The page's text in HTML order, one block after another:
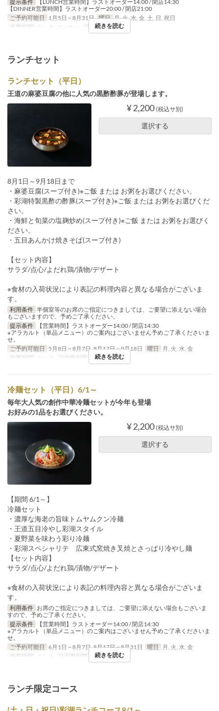
提示条件
【LUNCH営業時間】ラストオーダー14:00 / 閉店14:30
【DINNER営業時間】ラストオーダー20:00 / 閉店21:00
ご予約可能日
1月5日 ~ 8月31日 曜日 月, 火, 水, 金, 土, 日, 祝日
食事時間
ランチ, ディナー 注文数制限 2 ~
続きを読む
ランチセット
ランチセット（平日）
王道の麻婆豆腐の他に人気の黒酢酢豚が登場します。
¥ 2,200 (税込サ別)
選択する
8月1日～9月18日まで
・麻婆豆腐(スープ付き)※ご飯 または お粥をお選びください。
・彩湖特製黒酢の酢豚(スープ付き)※ご飯 または お粥をお選びくだ
さい。
・海鮮と旬菜の塩麹炒め(スープ付き)※ご飯 または お粥をお選びく
ださい。
・五目あんかけ焼きそば(スープ付き)
【セット内容】
サラダ/点心/よだれ鶏/漬物/デザート
※食材の入荷状況により表記の料理内容と異なる場合がございま
す。
利用条件 半個室等のお席のご指定につきましては、ご要望に添えない場合
もございますので、予めご了承ください。
提示条件
【営業時間】ラストオーダー14:00 / 閉店14:30
※アラカルト（単品メニュー）のご案内はございません予めご了承くださいま
せ。
ご予約可能日
5月8日 ~ 8月7日, 8月17日 ~ 9月18日 曜日
月, 火, 水, 金
食事時間
ランチ 注文数制限 1 ~
続きを読む
冷麺セット（平日）6/1～
毎年大人気の創作中華冷麺セットが今年も登場
お好みの1品をお選びください。
¥ 2,200 (税込サ別)
選択する
【期間 6/1～】
冷麺セット
・濃厚な海老の旨味トムヤムクン冷麺
・王道五目冷やし彩湖スタイル
・夏野菜を味わう彩り冷麺
・彩湖スペシャリテ 広東式窯焼き叉焼とさっぱり冷やし麺
【セット内容】
サラダ/点心/よだれ鶏/漬物/デザート
※食材の入荷状況により表記の料理内容と異なる場合がございま
す。
利用条件 お席のご指定につきましては、ご要望に添えない場合もございま
すので、予めご了承ください。
提示条件
【営業時間】ラストオーダー14:00 / 閉店14:30
※アラカルト（単品メニュー）のご案内はございません予めご了承くださいま
せ。
ご予約可能日 6月1日 ~ 8月7日, 8月17日 ~ 8月31日 曜日
月, 火, 水, 金
食事時間
ランチ 注文数制限 1 ~ 10
続きを読む
ランチ限定コース